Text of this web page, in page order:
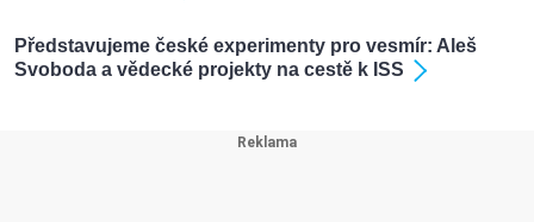
Představujeme české experimenty pro vesmír: Aleš
Svoboda a vědecké projekty na cestě k ISS